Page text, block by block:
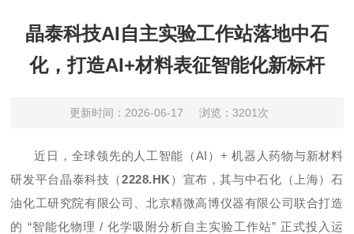
晶泰科技AI自主实验工作站落地中石
化，打造AI+材料表征智能化新标杆
更新时间：2026-06-17 浏览：3201次
近日，全球领先的人工智能（AI）+ 机器人药物与新材料
研发平台晶泰科技 （2228.HK ）宣布，其与中石化（上海）石
油化工研究院有限公司、北京精微高博仪器有限公司联合打造
的 “智能化物理 / 化学吸附分析自主实验工作站” 正式投入运